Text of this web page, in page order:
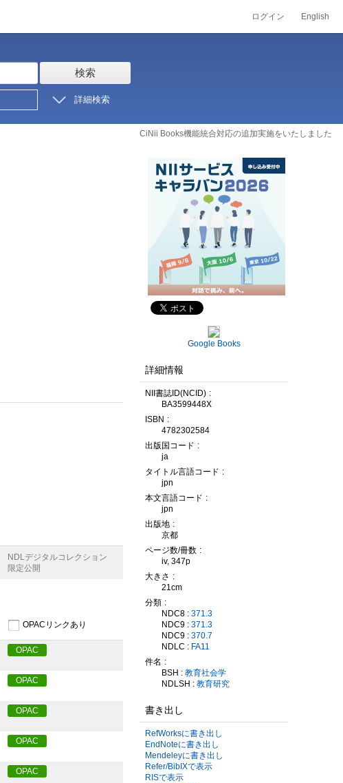
ログイン English
検索
詳細検索
CiNii Books機能統合対応の追加実施をいたしました
NDLデジタルコレクション
限定公開
OPACリンクあり
OPAC
OPAC
OPAC
OPAC
OPAC
Google Books
詳細情報
NII書誌ID(NCID)
BA3599448X
ISBN
4782302584
出版国コード
ja
タイトル言語コード
jpn
本文言語コード
jpn
出版地
京都
ページ数/冊数
iv, 347p
大きさ
21cm
分類
NDC8 : 371.3
NDC9 : 371.3
NDC9 : 370.7
NDLC : FA11
件名
BSH : 教育社会学
NDLSH : 教育研究
書き出し
RefWorksに書き出し
EndNoteに書き出し
Mendeleyに書き出し
Refer/BibIXで表示
RISで表示